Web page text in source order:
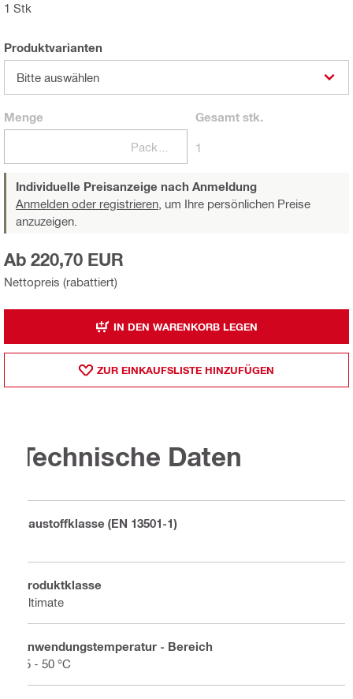
1 Stk
Produktvarianten
Bitte auswählen
Menge Gesamtstk.
1
Individuelle Preisanzeige nach Anmeldung
Anmelden oder registrieren, um Ihre persönlichen Preise
anzuzeigen.
Nettopreis (rabattiert)
Ab 220,70 EUR
IN DEN WARENKORB LEGEN
ZUR EINKAUFSLISTE HINZUFÜGEN
Technische Daten
Baustoffklasse (EN 13501-1)
Produktklasse
Ultimate
Anwendungstemperatur - Bereich
-5 - 50 °C